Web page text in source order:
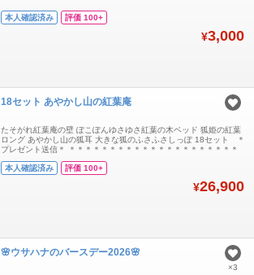
本人確認済み 評価 100+
¥3,000
18セット あやかし山の紅葉庵
たそがれ紅葉庵の壁 ぽこぽんゆさゆさ紅葉の木ベッド 狐姫の紅葉
ロング あやかし山の狐耳 大きな狐のふさふさしっぽ 18セット ＊
プレゼント送信＊ ＊＊＊＊＊＊＊＊＊＊＊＊＊＊＊＊＊＊＊＊＊
す。 ＊＊＊＊＊＊＊＊＊＊＊＊＊＊＊＊＊＊＊＊＊ ご購入前に念
本人確認済み 評価 100+
¥26,900
🌸ウサハナのバースデー2026🌸
×3